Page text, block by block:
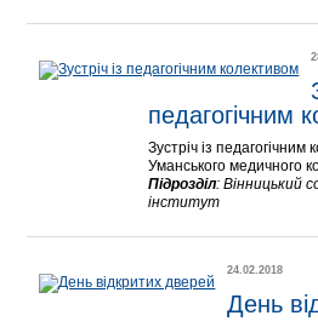
педагогічним
Зустріч із
Уманського медичного
Підрозділ:Вінницький
інститут
24.02.2018
День